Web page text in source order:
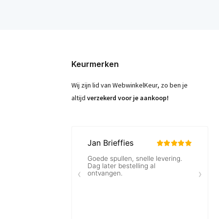
Keurmerken
Wij zijn lid van WebwinkelKeur, zo ben je
altijd verzekerd voor je aankoop!